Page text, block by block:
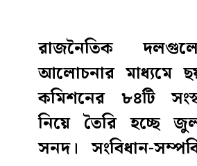
রাজনৈতিক
আলোচনার মাধ্যমে
কমিশনের ৮৪টি
নিয়ে তৈরি হচ্ছে
সনদ। সংবিধান-